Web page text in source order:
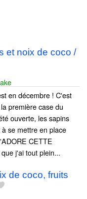
et noix de coco /
en décembre ! C'est
première case du
ouverte, les sapins
se mettre en place
CETTE
j'ai tout plein...
de coco, fruits